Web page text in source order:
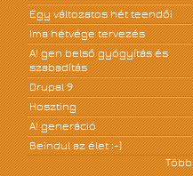
Egy változatos hét teendői
Ima hétvége tervezés
A! gen belső gyógyítás és
szabadítás
Drupal 9
Hoszting
A! generáció
Beindul az élet :-)
Több